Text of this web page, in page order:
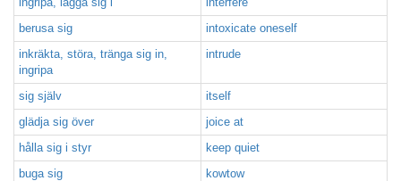
berusa sig
intoxicate oneself
inkräkta, störa, tränga sig in,
ingripa
intrude
sig själv
itself
glädja sig över
joice at
hålla sig i styr
keep quiet
buga sig
kowtow